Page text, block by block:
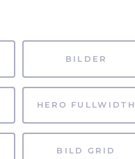
BILDER
HERO FULLWIDTH
BILD GRID